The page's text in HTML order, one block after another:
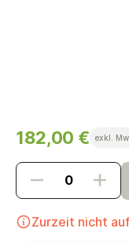
182,00 € exkl.
Zurzeit nicht